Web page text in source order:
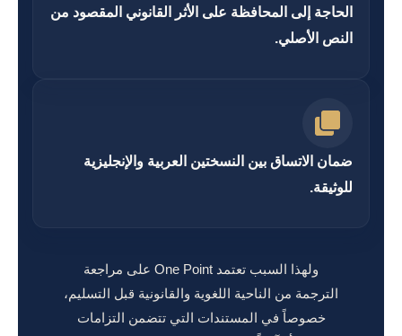
الحاجة إلى المحافظة على الأثر القانوني المقصود من
النص الأصلي.
ضمان الاتساق بين النسختين العربية والإنجليزية
للوثيقة.
ولهذا السبب تعتمد One Point على مراجعة
الترجمة من الناحية اللغوية والقانونية قبل التسليم،
خصوصاً في المستندات التي تتضمن التزامات